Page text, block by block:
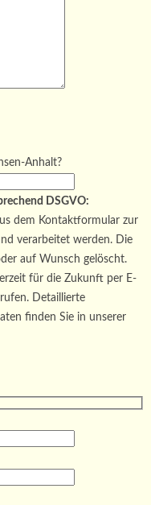
Anhalt?
DSGVO:
dem Kontaktformular zur
verarbeitet werden. Die
auf Wunsch gelöscht.
für die Zukunft per E-
Detaillierte
finden Sie in unserer